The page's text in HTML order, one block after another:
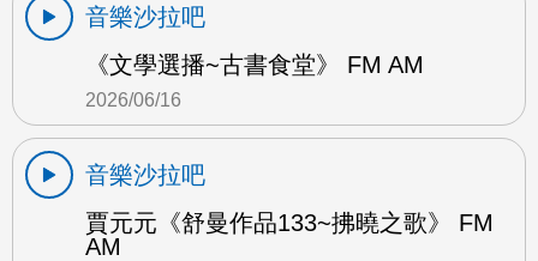
音樂沙拉吧
《文學選播~古書食堂》 FM AM
2026/06/16
音樂沙拉吧
賈元元《舒曼作品133~拂曉之歌》 FM
AM